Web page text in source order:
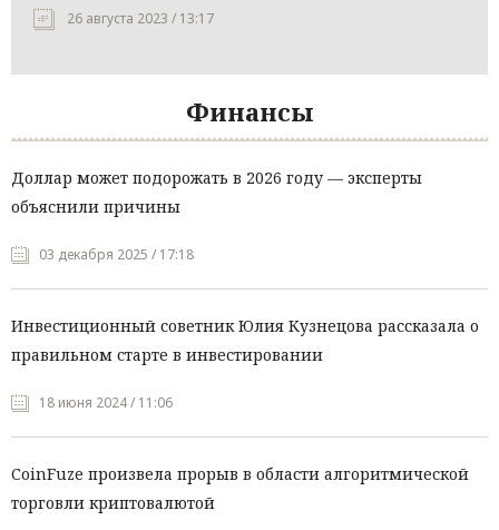
26 августа 2023 / 13:17
Финансы
Доллар может подорожать в 2026 году — эксперты
объяснили причины
03 декабря 2025 / 17:18
Инвестиционный советник Юлия Кузнецова рассказала о
правильном старте в инвестировании
18 июня 2024 / 11:06
CoinFuze произвела прорыв в области алгоритмической
торговли криптовалютой